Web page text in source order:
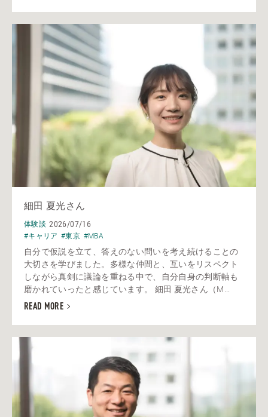
細田 夏光さん
体験談 2026/07/16
#キャリア #東京 #MBA
自分で仮説を立て、答えのない問いを考え続けることの
大切さを学びました。多様な仲間と、互いをリスペクト
しながら真剣に議論を重ねる中で、自分自身の判断軸も
磨かれていったと感じています。 細田 夏光さん（M...
READ MORE